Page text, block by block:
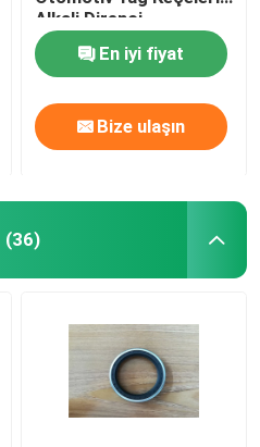
Alkali Direnci
En iyi fiyat
Bize ulaşın
(36)